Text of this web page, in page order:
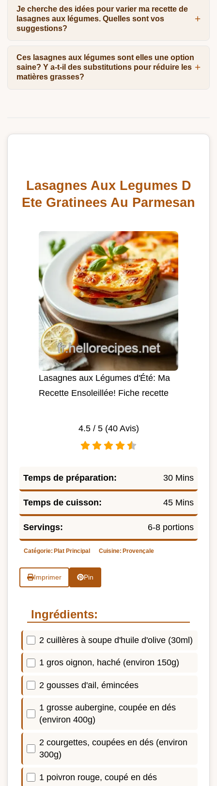
Je cherche des idées pour varier ma recette de
lasagnes aux légumes. Quelles sont vos
suggestions?
Ces lasagnes aux légumes sont elles une option
saine? Y a-t-il des substitutions pour réduire les
matières grasses?
Lasagnes Aux Legumes D
Ete Gratinees Au Parmesan
Lasagnes aux Légumes d'Été: Ma
Recette Ensoleillée! Fiche recette
4.5/ 5 (40Avis)
Temps de préparation: 30 Mins
Temps de cuisson: 45 Mins
Servings: 6-8 portions
Catégorie: Plat Principal Cuisine: Provençale
Imprimer Pin
Ingrédients:
2 cuillères à soupe d'huile d'olive (30ml)
1 gros oignon, haché (environ 150g)
2 gousses d'ail, émincées
1 grosse aubergine, coupée en dés
(environ 400g)
2 courgettes, coupées en dés (environ
300g)
1 poivron rouge, coupé en dés